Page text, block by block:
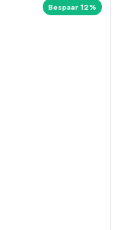
Bespaar 12%